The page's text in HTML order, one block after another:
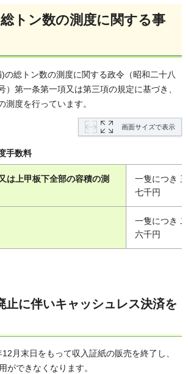
トン数の測度に関する事
の総トン数の測度に関する政令（昭和二十八
）第一条第一項又は第三項の規定に基づき、
測度を行っています。
画面サイズで表示
手数料
は上甲板下全部の容積の測
一隻につき
七千円
一隻につき
六千円
止に伴いキャッシュレス決済を
月末日をもって収入証紙の販売を終了し、
ができなくなります。